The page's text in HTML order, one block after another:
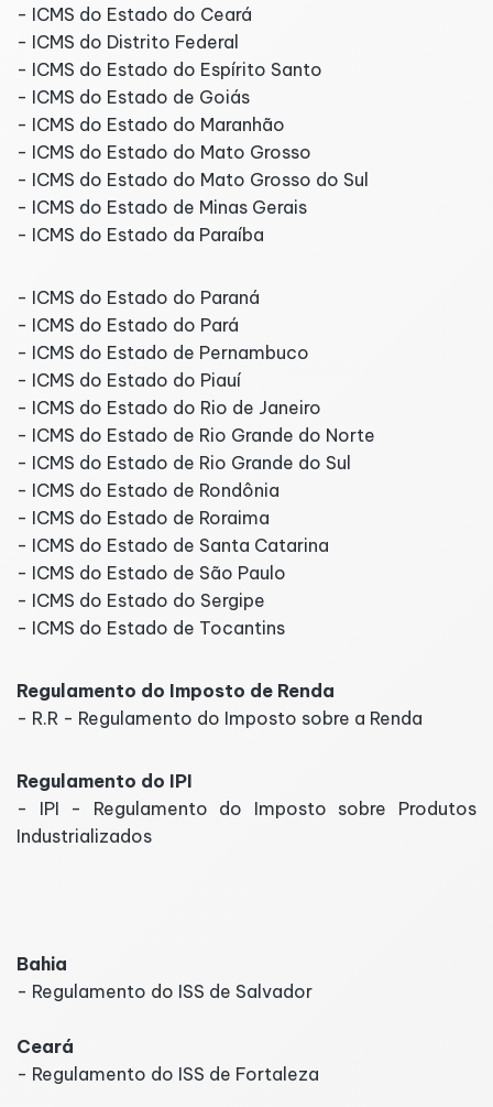
- ICMS do Estado do Ceará
- ICMS do Distrito Federal
- ICMS do Estado do Espírito Santo
- ICMS do Estado de Goiás
- ICMS do Estado do Maranhão
- ICMS do Estado do Mato Grosso
- ICMS do Estado do Mato Grosso do Sul
- ICMS do Estado de Minas Gerais
- ICMS do Estado da Paraíba
- ICMS do Estado do Paraná
- ICMS do Estado do Pará
- ICMS do Estado de Pernambuco
- ICMS do Estado do Piauí
- ICMS do Estado do Rio de Janeiro
- ICMS do Estado de Rio Grande do Norte
- ICMS do Estado de Rio Grande do Sul
- ICMS do Estado de Rondônia
- ICMS do Estado de Roraima
- ICMS do Estado de Santa Catarina
- ICMS do Estado de São Paulo
- ICMS do Estado do Sergipe
- ICMS do Estado de Tocantins
Regulamento do Imposto de Renda
- R.R - Regulamento do Imposto sobre a Renda
Regulamento do IPI
- IPI - Regulamento do Imposto sobre Produtos
Industrializados
Bahia
- Regulamento do ISS de Salvador
Ceará
- Regulamento do ISS de Fortaleza